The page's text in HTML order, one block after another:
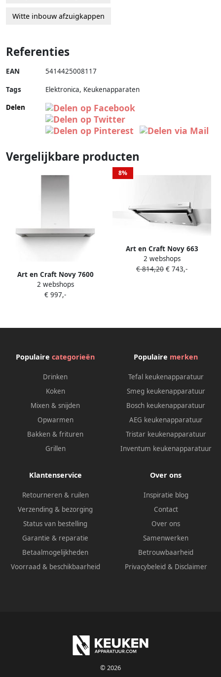
Witte inbouw afzuigkappen
Referenties
EAN 5414425008117
Tags
Elektronica, Keukenapparaten
Delen
Vergelijkbare producten
Art en Craft Novy 7600
wandkap flat\\\&apos;line
met motor 90 cm inox spots
2 webshops
€ 997,-
8%
Art en Craft Novy 663
uitschuifkap 60 cm inox
2 webshops
€ 814,20 € 743,-
Populaire categorieën
Drinken
Koken
Mixen & snijden
Opwarmen
Bakken & frituren
Grillen
Populaire merken
Tefal keukenapparatuur
Smeg keukenapparatuur
Bosch keukenapparatuur
AEG keukenapparatuur
Tristar keukenapparatuur
Inventum keukenapparatuur
Klantenservice
Retourneren & ruilen
Verzending & bezorging
Status van bestelling
Garantie & reparatie
Betaalmogelijkheden
Voorraad & beschikbaarheid
Over ons
Inspiratie blog
Contact
Over ons
Samenwerken
Betrouwbaarheid
Privacybeleid & Disclaimer
© 2026